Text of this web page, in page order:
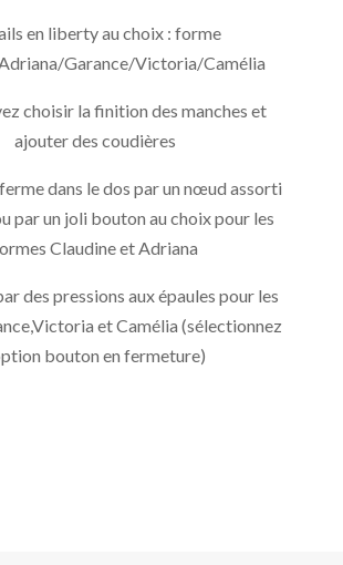
en liberty au choix : forme
Garance/Victoria/Camélia
choisir la finition des manches et
ajouter des coudières
dans le dos par un nœud assorti
par un joli bouton au choix pour les
Claudine et Adriana
des pressions aux épaules pour les
et Camélia (sélectionnez
bouton en fermeture)